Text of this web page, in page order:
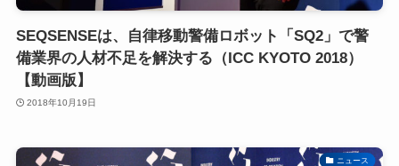
SEQSENSEは、自律移動警備ロボット「SQ2」で警
備業界の人材不足を解決する（ICC KYOTO 2018）
【動画版】
2018年10月19日
ニュース